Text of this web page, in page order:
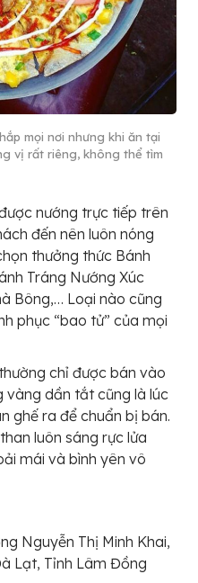
mọi nơi nhưng khi ăn tại
vị rất riêng, không thể tìm
nướng trực tiếp trên
đến nên luôn nóng
thưởng thức Bánh
Tráng Nướng Xúc
Bông,… Loại nào cũng
phục “bao tử” của mọi
chỉ được bán vào
vàng dần tắt cũng là lúc
ghế ra để chuẩn bị bán.
luôn sáng rực lửa
mái và bình yên vô
Nguyễn Thị Minh Khai,
Lạt, Tỉnh Lâm Đồng